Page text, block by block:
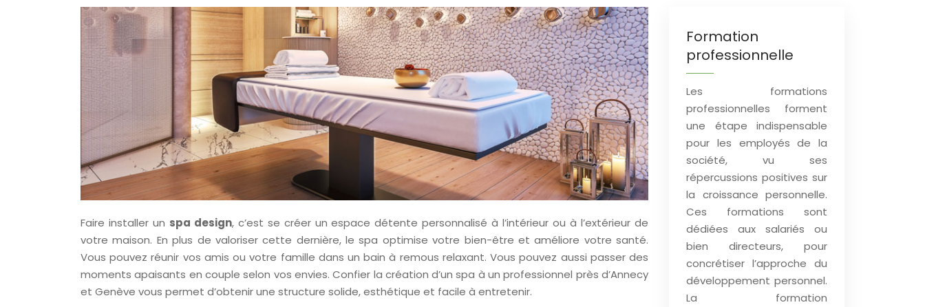
Faire installer un spa design, c’est se créer un espace détente personnalisé à l’intérieur ou à l’extérieur de
votre maison. En plus de valoriser cette dernière, le spa optimise votre bien-être et améliore votre santé.
Vous pouvez réunir vos amis ou votre famille dans un bain à remous relaxant. Vous pouvez aussi passer des
moments apaisants en couple selon vos envies. Confier la création d’un spa à un professionnel près d’Annecy
et Genève vous permet d’obtenir une structure solide, esthétique et facile à entretenir.
Formation
professionnelle
Les formations
professionnelles forment
une étape indispensable
pour les employés de la
société, vu ses
répercussions positives sur
la croissance personnelle.
Ces formations sont
dédiées aux salariés ou
bien directeurs, pour
concrétiser l’approche du
développement personnel.
La formation